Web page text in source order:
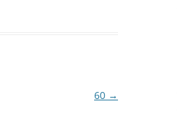
60 →